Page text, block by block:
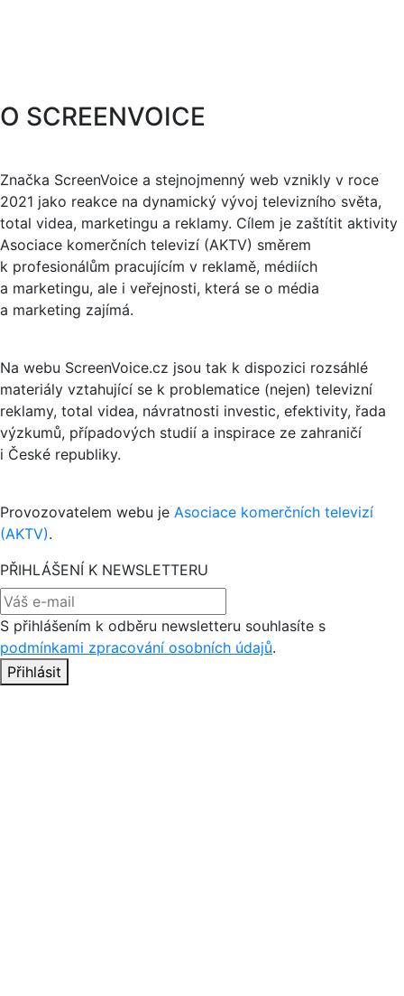
O SCREENVOICE
Značka ScreenVoice a stejnojmenný web vznikly v roce
2021 jako reakce na dynamický vývoj televizního světa,
total videa, marketingu a reklamy. Cílem je zaštítit aktivity
Asociace komerčních televizí (AKTV) směrem
k profesionálům pracujícím v reklamě, médiích
a marketingu, ale i veřejnosti, která se o média
a marketing zajímá.
Na webu ScreenVoice.cz jsou tak k dispozici rozsáhlé
materiály vztahující se k problematice (nejen) televizní
reklamy, total videa, návratnosti investic, efektivity, řada
výzkumů, případových studií a inspirace ze zahraničí
i České republiky.
Provozovatelem webu je Asociace komerčních televizí
(AKTV).
PŘIHLÁŠENÍ K NEWSLETTERU
S přihlášením k odběru newsletteru souhlasíte s
podmínkami zpracování osobních údajů.
Přihlásit